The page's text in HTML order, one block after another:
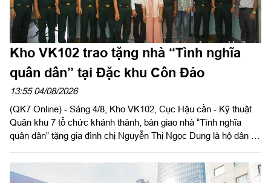
Kho VK102 trao tặng nhà “Tình nghĩa
quân dân” tại Đặc khu Côn Đảo
13:55 04/08/2026
(QK7 Online) - Sáng 4/8, Kho VK102, Cục Hậu cần - Kỹ thuật
Quân khu 7 tổ chức khánh thành, bàn giao nhà “Tình nghĩa
quân dân” tặng gia đình chị Nguyễn Thị Ngọc Dung là hộ dân có
Đảo, Thành phố Hồ Chí Minh. Đại tá Phạm Ngọc Sơn, Chính
ủy Cục Hậu cần - Kỹ thuật Quân khu đến dự và phát biểu chúc